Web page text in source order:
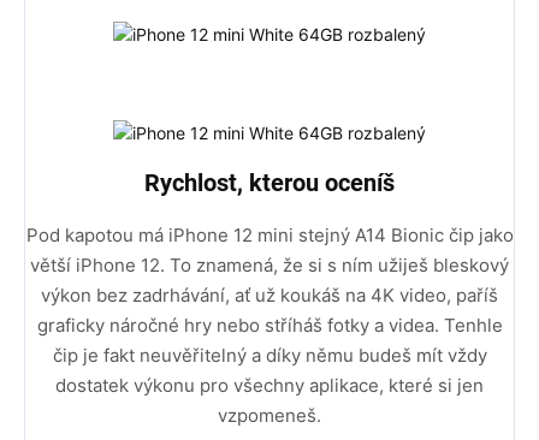
Rychlost, kterou oceníš
Pod kapotou má iPhone 12 mini stejný A14 Bionic čip jako
větší iPhone 12. To znamená, že si s ním užiješ bleskový
výkon bez zadrhávání, ať už koukáš na 4K video, paříš
graficky náročné hry nebo stříháš fotky a videa. Tenhle
čip je fakt neuvěřitelný a díky němu budeš mít vždy
dostatek výkonu pro všechny aplikace, které si jen
vzpomeneš.